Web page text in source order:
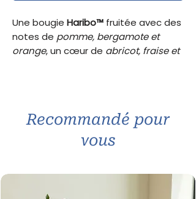
Une bougie Haribo™ fruitée avec des
notes de pomme, bergamote et
orange, un cœur de abricot, fraise et
Durée de combustion :12–20 h
1 en coton 100 %
stearin + paraffine raffinée
Existe en :
Recommandé pour
vous